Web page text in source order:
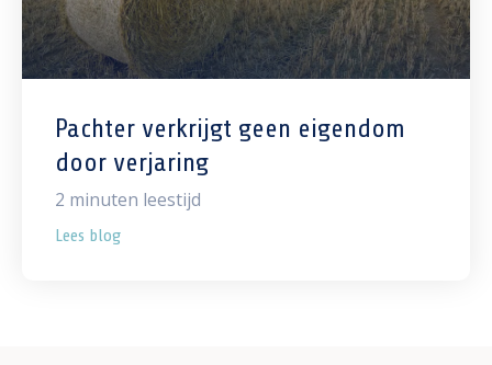
Pachter verkrijgt geen eigendom
door verjaring
2 minuten leestijd
Lees blog